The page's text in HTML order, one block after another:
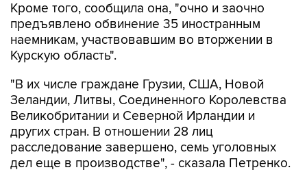
Кроме того, сообщила она, "очно и заочно
предъявлено обвинение 35 иностранным
наемникам, участвовавшим во вторжении в
Курскую область".
"В их числе граждане Грузии, США, Новой
Зеландии, Литвы, Соединенного Королевства
Великобритании и Северной Ирландии и
других стран. В отношении 28 лиц
расследование завершено, семь уголовных
дел еще в производстве", - сказала Петренко.